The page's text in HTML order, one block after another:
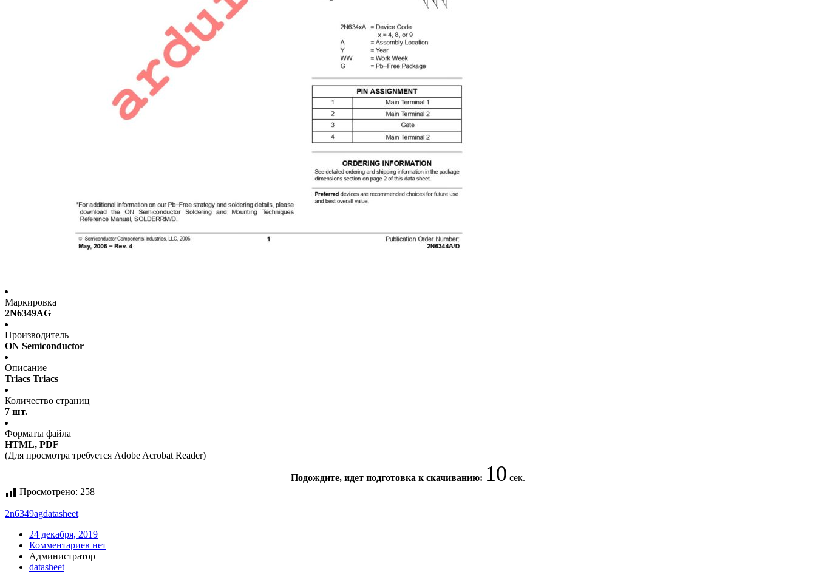
Маркировка
2N6349AG
Производитель
ON Semiconductor
Описание
Triacs Triacs
Количество страниц
7 шт.
Форматы файла
HTML, PDF
(Для просмотра требуется Adobe Acrobat Reader)
Подождите, идет подготовка к скачиванию: 10 сек.
Просмотрено: 258
2n6349agdatasheet
24 декабря, 2019
Комментариев нет
Администратор
datasheet